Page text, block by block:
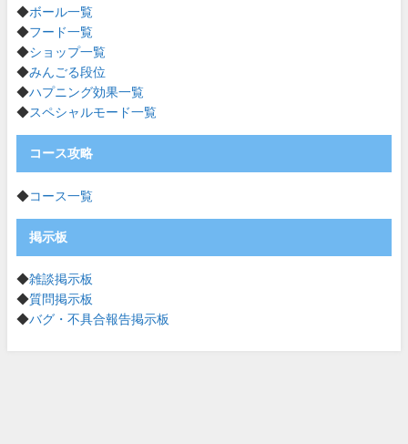
◆ボール一覧
◆フード一覧
◆ショップ一覧
◆みんごる段位
◆ハプニング効果一覧
◆スペシャルモード一覧
コース攻略
◆コース一覧
掲示板
◆雑談掲示板
◆質問掲示板
◆バグ・不具合報告掲示板